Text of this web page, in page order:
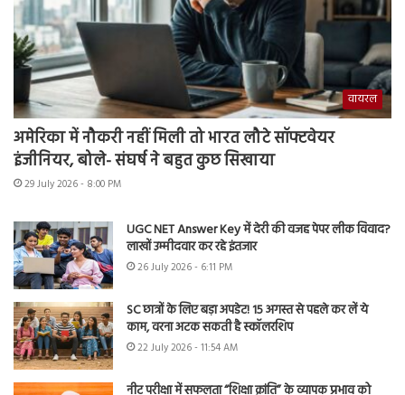
वायरल
अमेरिका में नौकरी नहीं मिली तो भारत लौटे सॉफ्टवेयर
इंजीनियर, बोले- संघर्ष ने बहुत कुछ सिखाया
29 July 2026 - 8:00 PM
UGC NET Answer Key में देरी की वजह पेपर लीक विवाद?
लाखों उम्मीदवार कर रहे इंतजार
26 July 2026 - 6:11 PM
SC छात्रों के लिए बड़ा अपडेट! 15 अगस्त से पहले कर लें ये
काम, वरना अटक सकती है स्कॉलरशिप
22 July 2026 - 11:54 AM